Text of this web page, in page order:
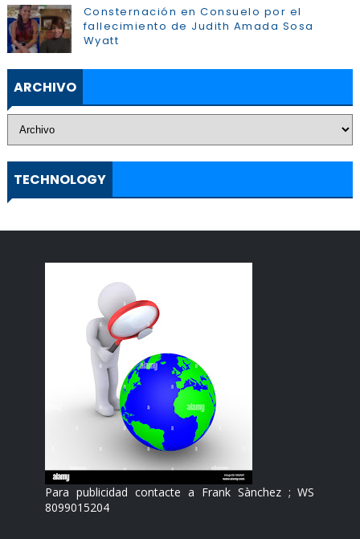
Consternación en Consuelo por el
fallecimiento de Judith Amada Sosa
Wyatt
ARCHIVO
TECHNOLOGY
Para publicidad contacte a Frank Sànchez ; WS
8099015204